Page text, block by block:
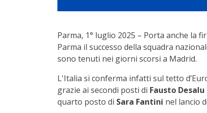
Parma, 1° luglio 2025 – Porta anche la
Parma il successo della squadra
sono tenuti nei giorni scorsi a Madrid.
L'Italia si conferma infatti sul tetto
grazie ai secondi posti di Fausto Desalu
quarto posto di Sara Fantini nel lancio